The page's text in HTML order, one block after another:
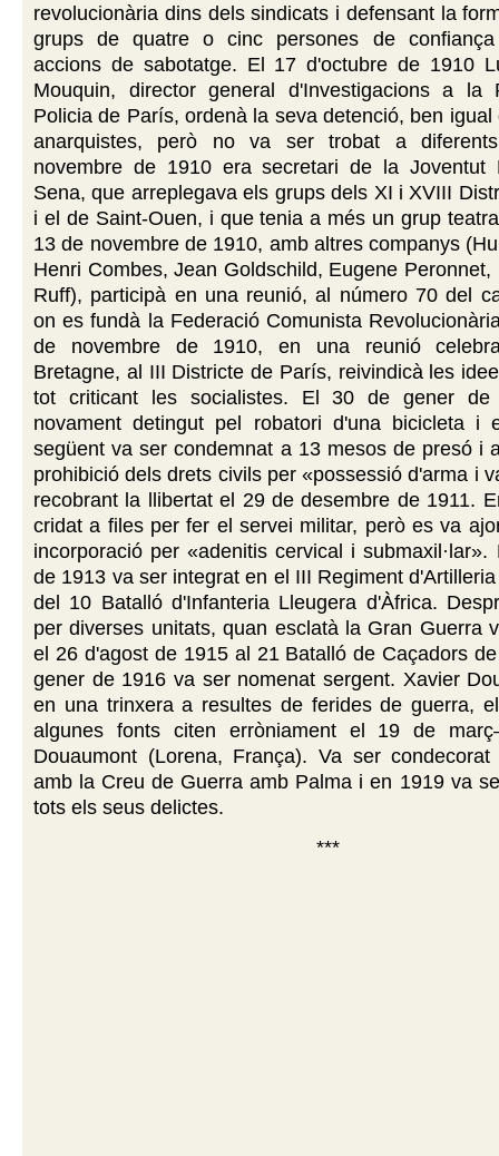
revolucionària dins dels sindicats i defensant la
grups de quatre o cinc persones de
accions de sabotatge. El 17 d'octubre de 1910
Mouquin, director general d'Investigacions a la
Policia de París, ordenà la seva detenció, ben igual
anarquistes, però no va ser trobat a
novembre de 1910 era secretari de la Joventut
Sena, que arreplegava els grups dels XI i XVIII
i el de Saint-Ouen, i que tenia a més un grup
13 de novembre de 1910, amb altres companys
Henri Combes, Jean Goldschild, Eugene Peronnet,
Ruff), participà en una reunió, al número 70 del
on es fundà la Federació Comunista
de novembre de 1910, en una reunió
Bretagne, al III Districte de París, reivindicà les
tot criticant les socialistes. El 30 de gener
novament detingut pel robatori d'una bicicleta i
següent va ser condemnat a 13 mesos de presó i
prohibició dels drets civils per «possessió d'arma i
recobrant la llibertat el 29 de desembre de 1911.
cridat a files per fer el servei militar, però es va
incorporació per «adenitis cervical i submaxil·lar».
de 1913 va ser integrat en el III Regiment
del 10 Batalló d'Infanteria Lleugera d'Àfrica.
per diverses unitats, quan esclatà la Gran Guerra
el 26 d'agost de 1915 al 21 Batalló de Caçadors
gener de 1916 va ser nomenat sergent. Xavier
en una trinxera a resultes de ferides de guerra,
algunes fonts citen erròniament el 19 de
Douaumont (Lorena, França). Va ser condecorat
amb la Creu de Guerra amb Palma i en 1919 va
tots els seus delictes.
***